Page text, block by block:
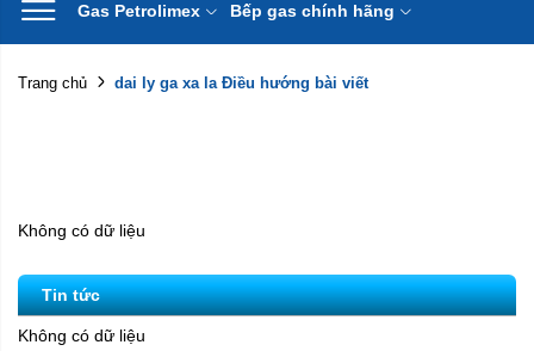
Gas Petrolimex Bếp gas chính hãng
Trang chủ dai ly ga xa la Điều hướng bài viết
Không có dữ liệu
Tin tức
Không có dữ liệu